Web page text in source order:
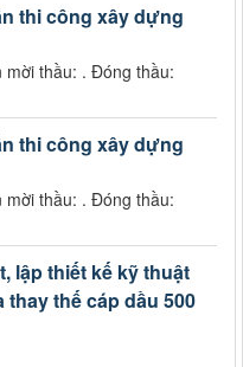
thi công xây dựng
mời thầu: . Đóng thầu:
thi công xây dựng
mời thầu: . Đóng thầu:
lập thiết kế kỹ thuật
thế cáp dầu 500